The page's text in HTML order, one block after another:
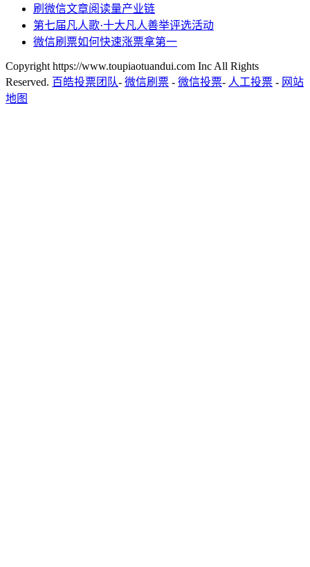
刷微信文章阅读量产业链
第七届凡人歌·十大凡人善举评选活动
微信刷票如何快速涨票拿第一
Copyright https://www.toupiaotuandui.com Inc All Rights
Reserved. 百皓投票团队- 微信刷票 - 微信投票- 人工投票 - 网站
地图